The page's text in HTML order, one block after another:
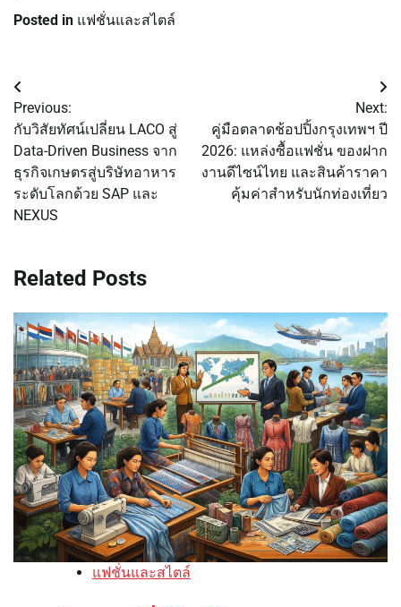
Posted in แฟชั่นและสไตล์
Post
navigation
Previous:
กับวิสัยทัศน์เปลี่ยน LACO สู่
Data-Driven Business จาก
ธุรกิจเกษตรสู่บริษัทอาหาร
ระดับโลกด้วย SAP และ
NEXUS
Next:
คู่มือตลาดช้อปปิ้งกรุงเทพฯ ปี
2026: แหล่งซื้อแฟชั่น ของฝาก
งานดีไซน์ไทย และสินค้าราคา
คุ้มค่าสำหรับนักท่องเที่ยว
Related Posts
แฟชั่นและสไตล์